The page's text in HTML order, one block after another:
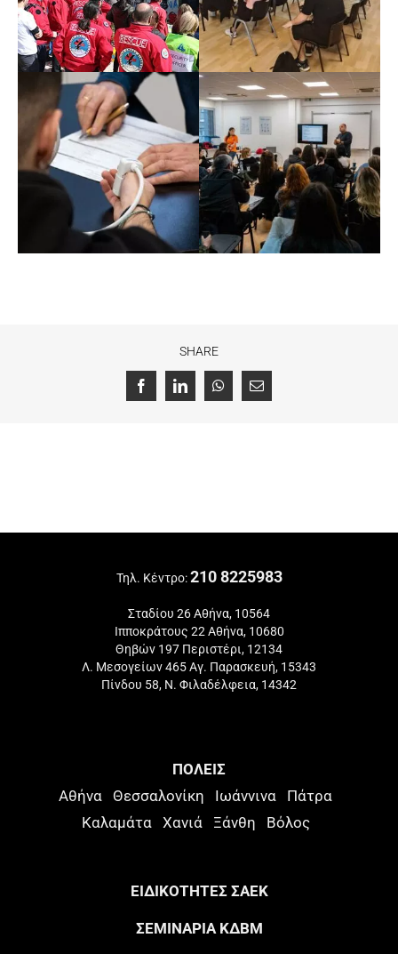
SHARE
FacebookLinkedInWhatsApp
Email
Τηλ. Κέντρο:210 8225983
Σταδίου 26 Αθήνα, 10564
Ιπποκράτους 22 Αθήνα, 10680
Θηβών 197 Περιστέρι, 12134
Λ. Μεσογείων 465 Αγ. Παρασκευή, 15343
Πίνδου 58, Ν. Φιλαδέλφεια, 14342
ΠΟΛΕΙΣ
Αθήνα Θεσσαλονίκη Ιωάννινα
Πάτρα
Καλαμάτα
Χανιά Ξάνθη Βόλος
ΕΙΔΙΚΟΤΗΤΕΣ ΣΑΕΚ
ΣΕΜΙΝΑΡΙΑ ΚΔΒΜ